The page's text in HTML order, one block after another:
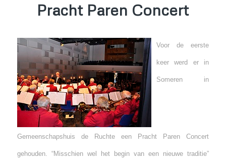
Pracht Paren Concert
Voor de eerste
keer werd er in
Someren in
Gemeenschapshuis de Ruchte een Pracht Paren Concert
gehouden. “Misschien wel het begin van een nieuwe traditie”